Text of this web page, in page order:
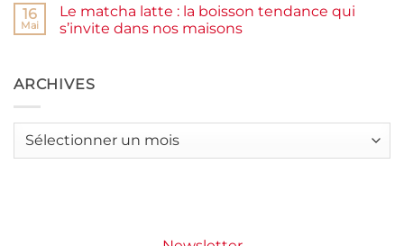
testé
Packman
Burgers &
Grande
Motte
sur
Recettes
d’été
j’ai
créé
à
16
Mai
Le matcha latte : la boisson tendance qui
s’invite dans nos maisons
Le
matcha
boisson
ARCHIVES
Archives